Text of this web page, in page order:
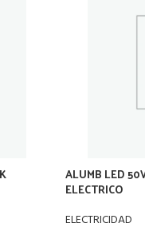
ALUMB LED
ELECTRICO
ELECTRICIDAD